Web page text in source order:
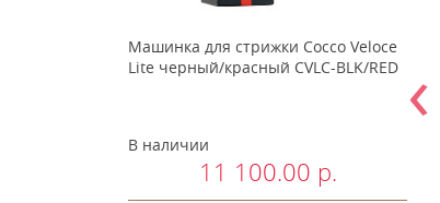
Машинка для стрижки Cocco Veloce
Lite черный/красный CVLC-BLK/RED
В наличии
11 100.00 р.
Набор для ухода за ножами
‹